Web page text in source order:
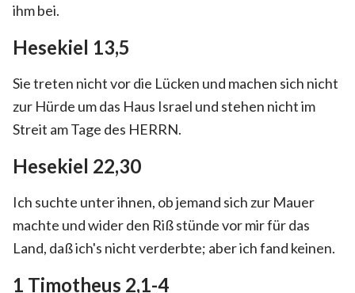
ihm bei.
Hesekiel 13,5
Sie treten nicht vor die Lücken und machen sich nicht
zur Hürde um das Haus Israel und stehen nicht im
Streit am Tage des HERRN.
Hesekiel 22,30
Ich suchte unter ihnen, ob jemand sich zur Mauer
machte und wider den Riß stünde vor mir für das
Land, daß ich's nicht verderbte; aber ich fand keinen.
1 Timotheus 2,1-4